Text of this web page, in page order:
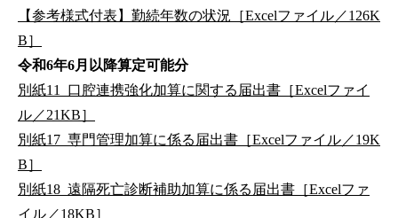
【参考様式付表】勤続年数の状況［Excelファイル／126K
B］
令和6年6月以降算定可能分
別紙11_口腔連携強化加算に関する届出書［Excelファイ
ル／21KB］
別紙17_専門管理加算に係る届出書［Excelファイル／19K
B］
別紙18_遠隔死亡診断補助加算に係る届出書［Excelファ
イル／18KB］